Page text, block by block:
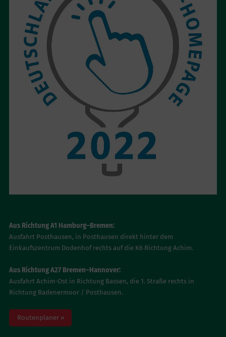
Aus Richtung A1 Hamburg–Bremen:
Ausfahrt Posthausen, in Posthausen direkt hinter dem
Einkaufszentrum Dodenhof rechts auf die K6 Richtung Achim.
Aus Richtung A27 Bremen–Hannover:
Ausfahrt Achim-Ost in Richtung Bassen, die 1. Straße rechts in
Richtung Badenermoor / Posthausen.
Routenplaner »